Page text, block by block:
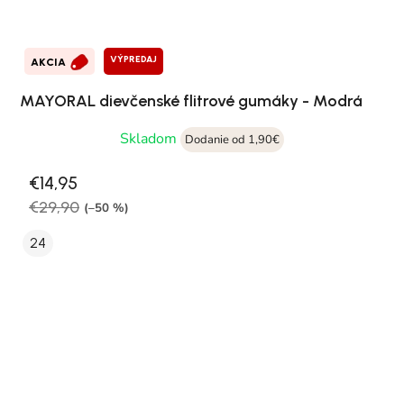
AKCIA VÝPREDAJ
MAYORAL dievčenské flitrové gumáky - Modrá
Skladom
Dodanie od 1,90€
€14,95
€29,90 (–50 %)
24